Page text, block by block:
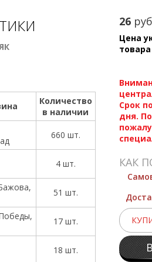
26 руб
Цена
товара
Срок
дня.
КАК
Количество
в наличии
660 шт.
4 шт.
51 шт.
17 шт.
18 шт.